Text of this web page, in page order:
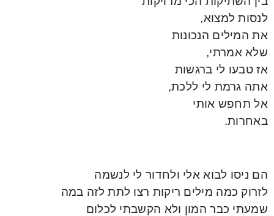
לנסות למצוא,
את המילים הנכונות
שלא אמרתי,
אז טבעו לי ברגשות
אתה גרמת לי ללכת,
אל תחפש אותי
באחרות.
הם ניסו לבוא אלי ולחדור לי לנשמה
לזרוק כמה מילים ריקות רצו לתת לזה במה
שמעתי כבר המון ולא הקשבתי לכלום